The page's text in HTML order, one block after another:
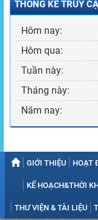
THỐNG KÊ TRUY
Hôm nay:
Hôm qua:
Tuần này:
Tháng này:
Năm nay:
GIỚI THIỆU HOẠT
KẾ HOẠCH&THỜI
THƯ VIỆN & TÀI LIỆU